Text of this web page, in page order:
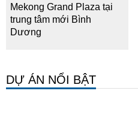
Mekong Grand Plaza tại
trung tâm mới Bình
Dương
DỰ ÁN NỔI BẬT